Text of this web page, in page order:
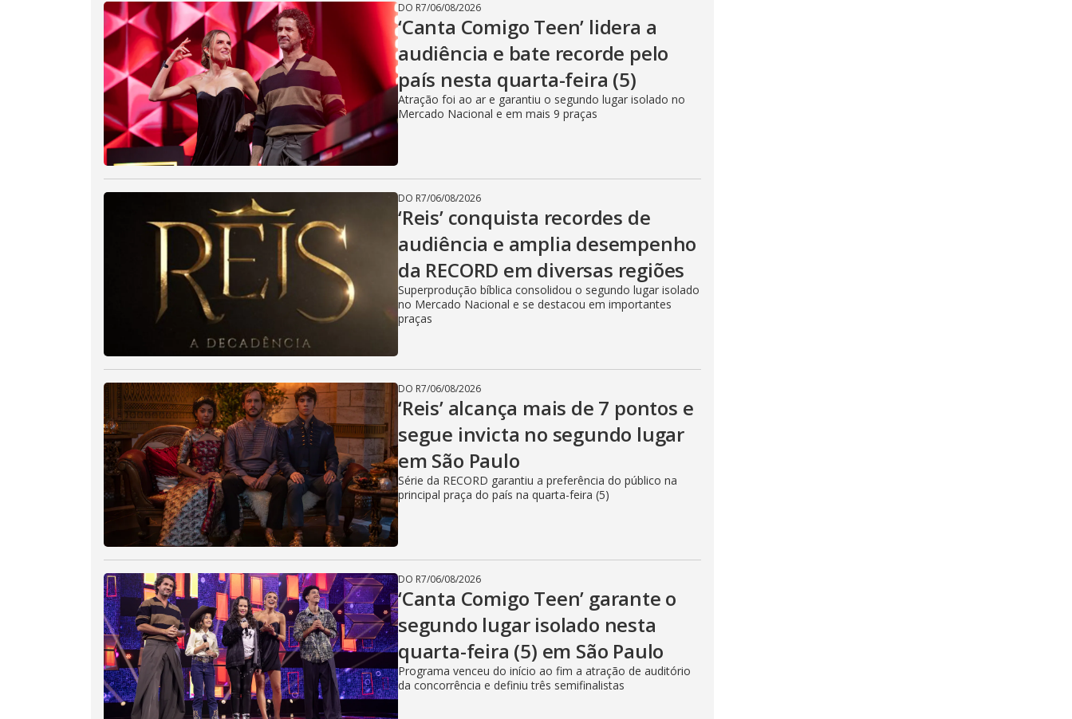
DO R7/06/08/2026
‘Canta Comigo Teen’ lidera a
audiência e bate recorde pelo
país nesta quarta-feira (5)
Atração foi ao ar e garantiu o segundo lugar isolado no
Mercado Nacional e em mais 9 praças
DO R7/06/08/2026
‘Reis’ conquista recordes de
audiência e amplia desempenho
da RECORD em diversas regiões
Superprodução bíblica consolidou o segundo lugar isolado
no Mercado Nacional e se destacou em importantes
praças
DO R7/06/08/2026
‘Reis’ alcança mais de 7 pontos e
segue invicta no segundo lugar
em São Paulo
Série da RECORD garantiu a preferência do público na
principal praça do país na quarta-feira (5)
DO R7/06/08/2026
‘Canta Comigo Teen’ garante o
segundo lugar isolado nesta
quarta-feira (5) em São Paulo
Programa venceu do início ao fim a atração de auditório
da concorrência e definiu três semifinalistas